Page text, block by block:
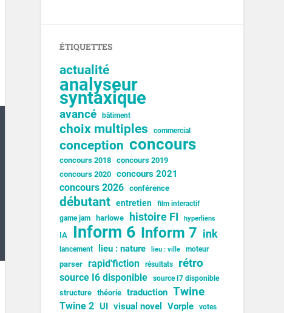
ÉTIQUETTES
actualité
analyseur
syntaxique
avancé bâtiment
choix multiples commercial
conception concours
concours 2018
concours 2019
concours 2020
concours 2021
concours 2026 conférence
débutant entretien
film interactif
game jam
harlowe histoire FI hyperliens
IA Inform 6 Inform 7 ink
lancement lieu : nature lieu : ville moteur
parser rapid'fiction résultats rétro
source I6 disponible source I7 disponible
structure théorie traduction Twine
Twine 2 UI visual novel Vorple
votes